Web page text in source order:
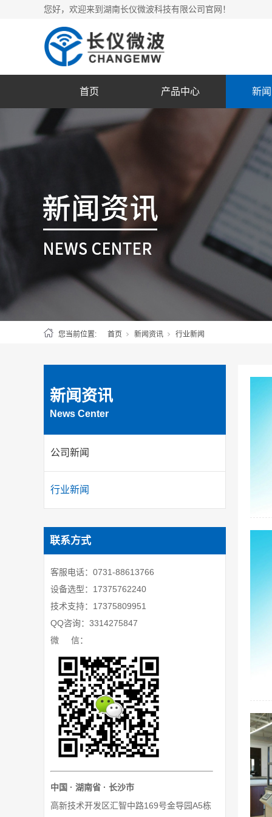
您好，欢迎来到湖南长仪微波科技有限公司官网！
首页 产品中心 新
您当前位置: 首页 新闻资讯 行业新闻
新闻资讯
News Center
公司新闻
行业新闻
联系方式
客服电话：0731-88613766
设备选型：17375762240
技术支持：17375809951
QQ咨询：3314275847
微 信：
中国 · 湖南省 · 长沙市
高新技术开发区汇智中路169号金导园A5栋